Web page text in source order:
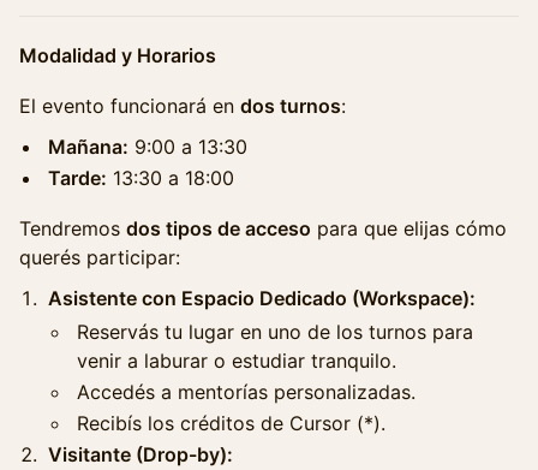
Modalidad y Horarios
El evento funcionará en dos turnos:
Mañana: 9:00 a 13:30
Tarde: 13:30 a 18:00
Tendremos dos tipos de acceso para que elijas cómo
querés participar:
Asistente con Espacio Dedicado (Workspace):
Reservás tu lugar en uno de los turnos para
venir a laburar o estudiar tranquilo.
Accedés a mentorías personalizadas.
Recibís los créditos de Cursor (*).
Visitante (Drop-by):